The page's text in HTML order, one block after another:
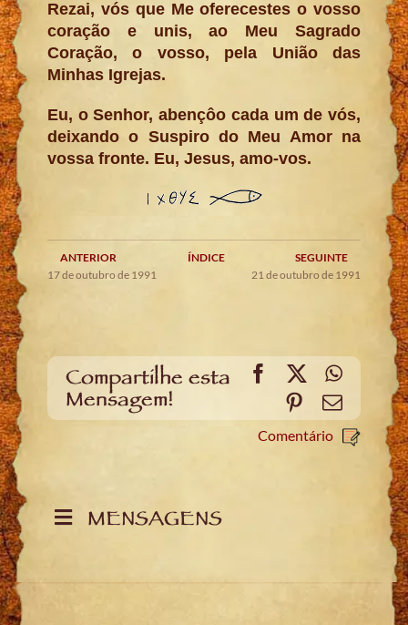
Rezai, vós que Me oferecestes o vosso
coração e unis, ao Meu Sagrado
Coração, o vosso, pela União das
Minhas Igrejas.
Eu, o Senhor, abençôo cada um de vós,
deixando o Suspiro do Meu Amor na
vossa fronte. Eu, Jesus, amo-vos.
ANTERIOR ÍNDICE
SEGUINTE
17 de outubro de 1991
21 de outubro de 1991
Compartilhe esta
Mensagem!
Facebook
X
Pinterest
Email
Comentário
MENSAGENS